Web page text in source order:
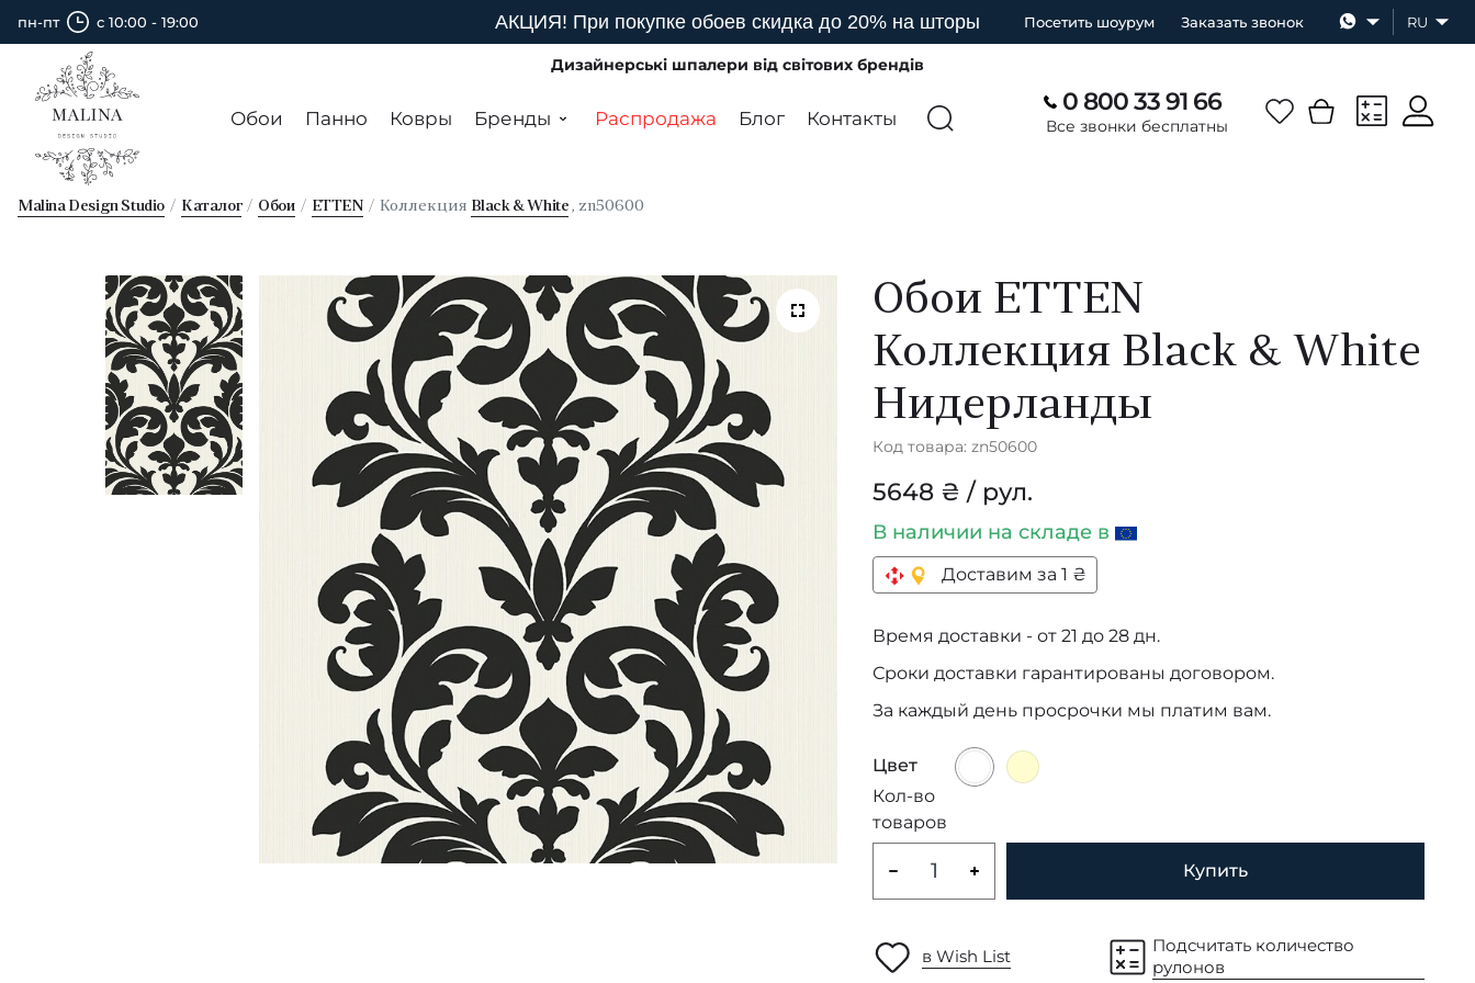
пн-пт с 10:00 - 19:00 АКЦИЯ! При покупке обоев скидка до 20% на шторы Посетить шоурум Заказать звонок RU
Дизайнерські шпалери від світових брендів
Обои Панно Ковры Бренды Распродажа Блог Контакты
0 800 33 91 66
Все звонки бесплатны
Malina Design Studio Каталог Обои ETTEN Коллекция Black & White , zn50600
Обои ETTEN
Коллекция Black & White
Нидерланды
Код товара: zn50600
5648 ₴ / рул.
В наличии на складе в
Доставим за 1 ₴
Время доставки - от 21 до 28 дн.
Сроки доставки гарантированы договором.
За каждый день просрочки мы платим вам.
Цвет
Кол-во
товаров
Купить
в Wish List
Подсчитать количество
рулонов